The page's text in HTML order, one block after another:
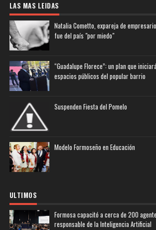
LAS MAS LEIDAS
Natalia Cometto, expareja de
fue del país "por miedo"
“Guadalupe Florece”: un plan que
espacios públicos del popular barrio
Suspenden Fiesta del Pomelo
Modelo Formoseño en Educación
ULTIMOS
Formosa capacitó a cerca de 200
responsable de la Inteligencia Artificial